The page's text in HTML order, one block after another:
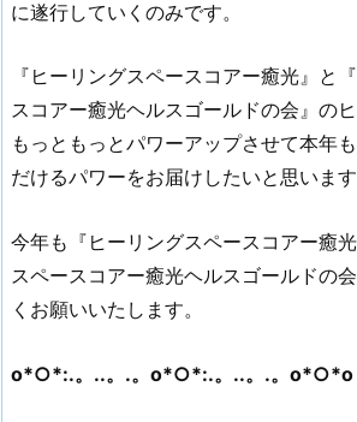
に遂行していくのみです。
『ヒーリングスペースコアー癒光』と
スコアー癒光ヘルスゴールドの会』のヒ
もっともっとパワーアップさせて本年
だけるパワーをお届けしたいと思います
今年も『ヒーリングスペースコアー癒
スペースコアー癒光ヘルスゴールドの
くお願いいたします。
o*○*:.。..。.。o*○*:.。..。.。o*○*o